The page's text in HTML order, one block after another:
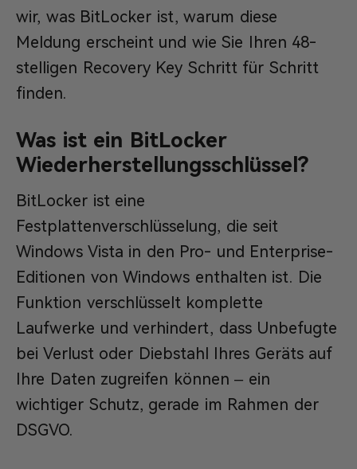
wir, was BitLocker ist, warum diese
Meldung erscheint und wie Sie Ihren 48-
stelligen Recovery Key Schritt für Schritt
finden.
Was ist ein BitLocker
Wiederherstellungsschlüssel?
BitLocker ist eine
Festplattenverschlüsselung, die seit
Windows Vista in den Pro- und Enterprise-
Editionen von Windows enthalten ist. Die
Funktion verschlüsselt komplette
Laufwerke und verhindert, dass Unbefugte
bei Verlust oder Diebstahl Ihres Geräts auf
Ihre Daten zugreifen können – ein
wichtiger Schutz, gerade im Rahmen der
DSGVO.